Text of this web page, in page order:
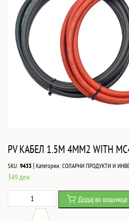
PV КАБЕЛ 1.5M 4MM2 WITH
SKU:9433 | Категории:СОЛАРНИ ПРОДУКТИ И
349 ден
КАБЕЛ
Додај во кошница